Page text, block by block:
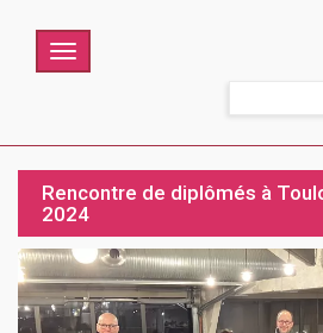
Menu
Rencontre de diplômés à
2024